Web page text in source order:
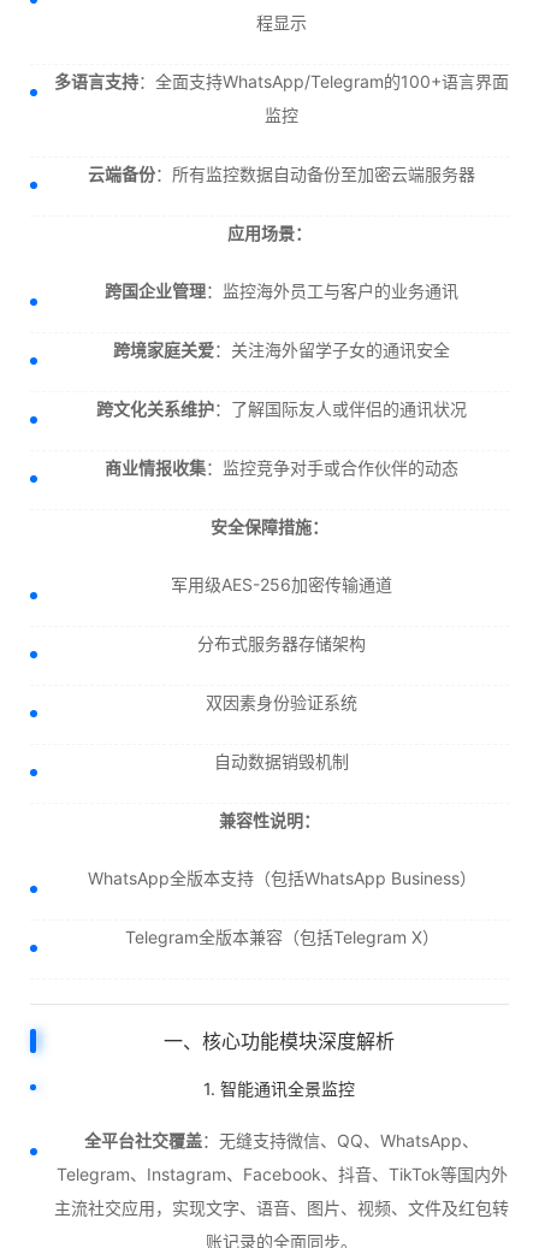
程显示
多语言支持：全面支持WhatsApp/Telegram的100+语言界面
监控
云端备份：所有监控数据自动备份至加密云端服务器
应用场景：
跨国企业管理：监控海外员工与客户的业务通讯
跨境家庭关爱：关注海外留学子女的通讯安全
跨文化关系维护：了解国际友人或伴侣的通讯状况
商业情报收集：监控竞争对手或合作伙伴的动态
安全保障措施：
军用级AES-256加密传输通道
分布式服务器存储架构
双因素身份验证系统
自动数据销毁机制
兼容性说明：
WhatsApp全版本支持（包括WhatsApp Business）
Telegram全版本兼容（包括Telegram X）
一、核心功能模块深度解析
1. 智能通讯全景监控
全平台社交覆盖：无缝支持微信、QQ、WhatsApp、
Telegram、Instagram、Facebook、抖音、TikTok等国内外
主流社交应用，实现文字、语音、图片、视频、文件及红包转
账记录的全面同步。